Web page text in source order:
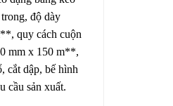
độ dày
quy cách cuộn
mm x 150 m**,
cắt dập, bế hình
cầu sản xuất.